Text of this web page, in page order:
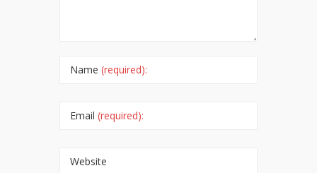
Name (required):
Email (required):
Website